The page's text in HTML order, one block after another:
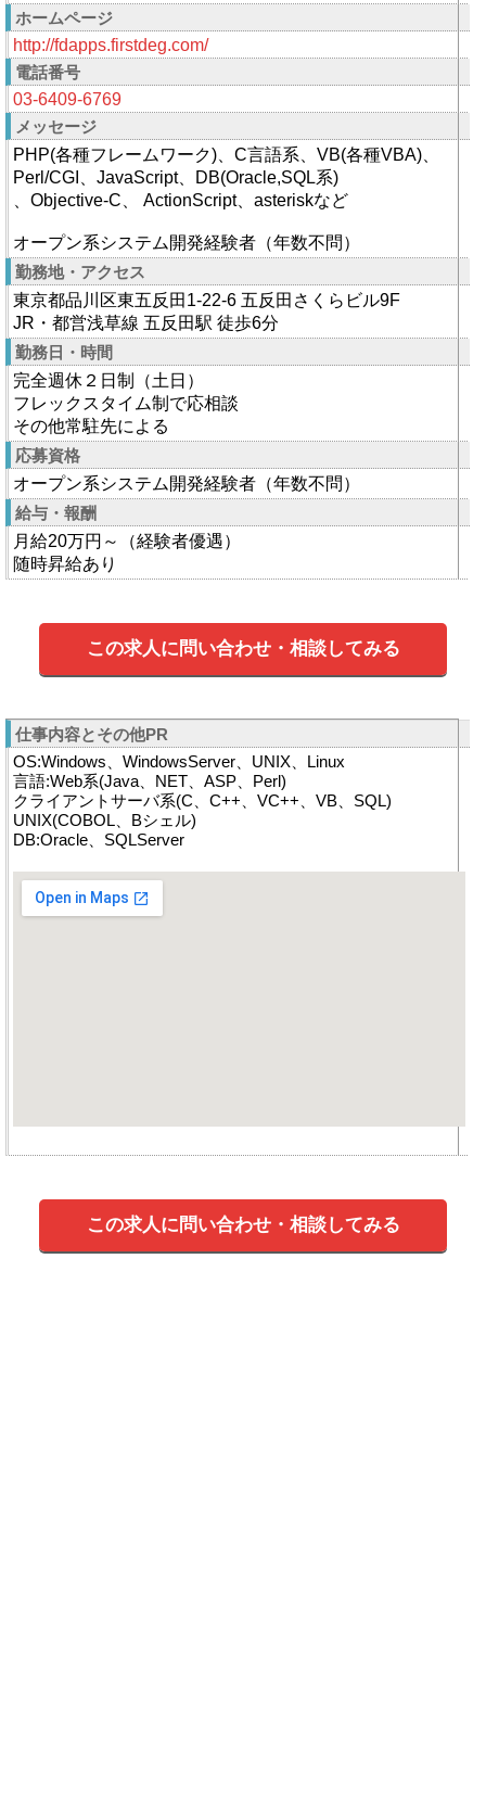
ホームページ
http://fdapps.firstdeg.com/
電話番号
03-6409-6769
メッセージ
PHP(各種フレームワーク)、C言語系、VB(各種VBA)、
Perl/CGI、JavaScript、DB(Oracle,SQL系)
、Objective-C、 ActionScript、asteriskなど
オープン系システム開発経験者（年数不問）
勤務地・アクセス
東京都品川区東五反田1-22-6 五反田さくらビル9F
JR・都営浅草線 五反田駅 徒歩6分
勤務日・時間
完全週休２日制（土日）
フレックスタイム制で応相談
その他常駐先による
応募資格
オープン系システム開発経験者（年数不問）
給与・報酬
月給20万円～（経験者優遇）
随時昇給あり
この求人に問い合わせ・相談してみる
仕事内容とその他PR
OS:Windows、WindowsServer、UNIX、Linux
言語:Web系(Java、NET、ASP、Perl)
クライアントサーバ系(C、C++、VC++、VB、SQL)
UNIX(COBOL、Bシェル)
DB:Oracle、SQLServer
この求人に問い合わせ・相談してみる